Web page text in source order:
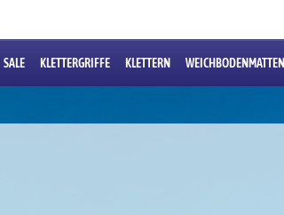
SALE KLETTERGRIFFE KLETTERN WEICHBODENMATTEN